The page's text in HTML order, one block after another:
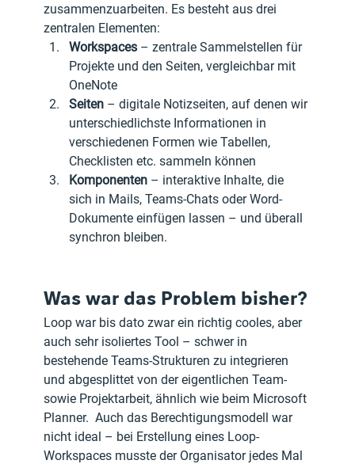
zusammenzuarbeiten. Es besteht aus drei
zentralen Elementen:
Workspaces – zentrale Sammelstellen für
Projekte und den Seiten, vergleichbar mit
OneNote
Seiten – digitale Notizseiten, auf denen wir
unterschiedlichste Informationen in
verschiedenen Formen wie Tabellen,
Checklisten etc. sammeln können
Komponenten – interaktive Inhalte, die
sich in Mails, Teams-Chats oder Word-
Dokumente einfügen lassen – und überall
synchron bleiben.
Was war das Problem bisher?
Loop war bis dato zwar ein richtig cooles, aber
auch sehr isoliertes Tool – schwer in
bestehende Teams-Strukturen zu integrieren
und abgesplittet von der eigentlichen Team-
sowie Projektarbeit, ähnlich wie beim Microsoft
Planner.  Auch das Berechtigungsmodell war
nicht ideal – bei Erstellung eines Loop-
Workspaces musste der Organisator jedes Mal